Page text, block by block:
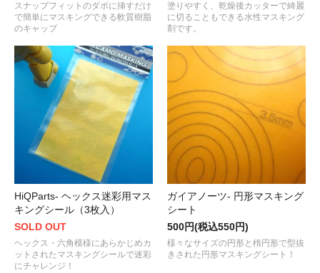
スナップフィットのダボに挿すだけ
で簡単にマスキングできる軟質樹脂
のキャップ
塗りやすく、乾燥後カッターで綺麗
に切ることもできる水性マスキング
剤です。
HiQParts- ヘックス迷彩用マス
キングシール（3枚入）
SOLD OUT
ヘックス・六角模様にあらかじめカ
ットされたマスキングシールで迷彩
にチャレンジ！
ガイアノーツ- 円形マスキング
シート
500円(税込550円)
様々なサイズの円形と楕円形で型抜
きされた円形マスキングシート！